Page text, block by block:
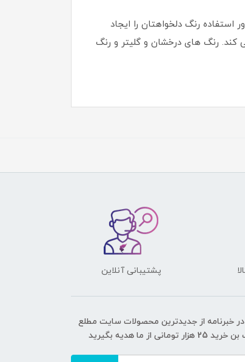
که دارد با یک دور استفاده رنگ دلخواهتان را ایجاد
کند. رنگ های درخشان و گلیتر و رنگ
پشتیبانی آنلاین
خبرنامه از جدیدترین محصولات سایت مطلع
از ما هدیه بگیرید